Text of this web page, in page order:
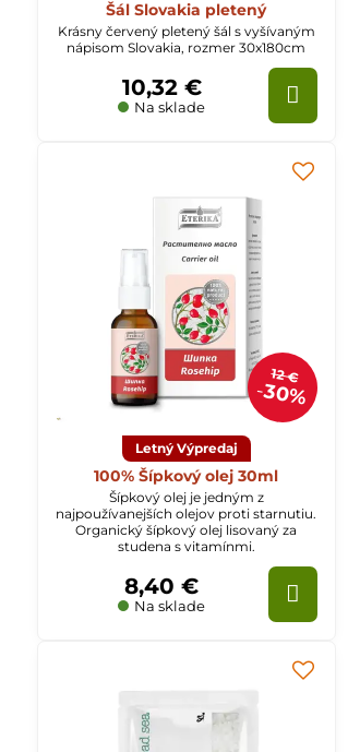
Šál Slovakia pletený
Krásny červený pletený šál s vyšívaným
nápisom Slovakia, rozmer 30x180cm
Na sklade
10,32 €
12 €
30%
Letný Výpredaj
100% Šípkový olej 30ml
Šípkový olej je jedným z
najpoužívanejších olejov proti starnutiu.
Organický šípkový olej lisovaný za
studena s vitamínmi.
Na sklade
8,40 €